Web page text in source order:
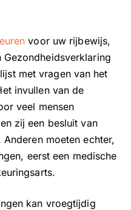
voor uw rijbewijs,
met vragen van het
invullen van de
veel mensen
zij een besluit van
moeten echter,
eerst een medische
kan vroegtijdig